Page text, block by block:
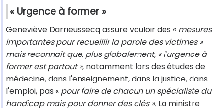
« Urgence à former »
Geneviève Darrieussecq assure vouloir des « mesures
importantes pour recueillir la parole des victimes »
mais reconnaît que, plus globalement, « l'urgence à
former est partout », notamment lors des études de
médecine, dans l'enseignement, dans la justice, dans
l'emploi, pas « pour faire de chacun un spécialiste du
handicap mais pour donner des clés ». La ministre